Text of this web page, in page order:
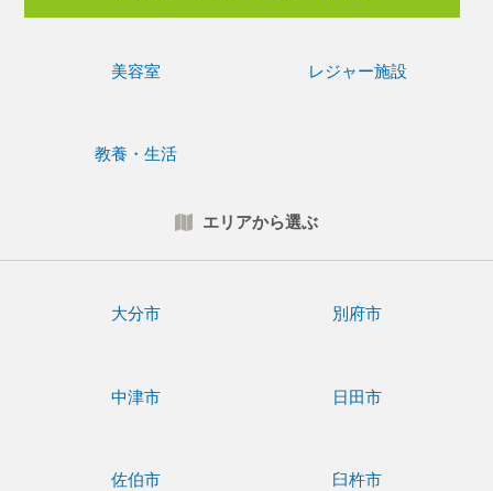
美容室 レジャー施設
教養・生活
エリアから選ぶ
大分市 別府市
中津市 日田市
佐伯市 臼杵市